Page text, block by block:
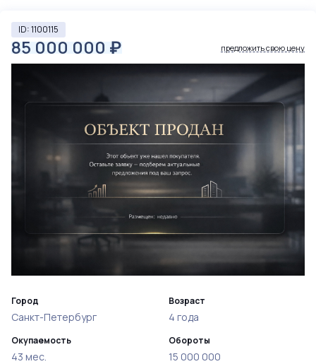
ID: 1100115
85 000 000 ₽ предложить свою цену
Город
Санкт-Петербург
Окупаемость
43 мес.
Возраст
4 года
Обороты
15 000 000